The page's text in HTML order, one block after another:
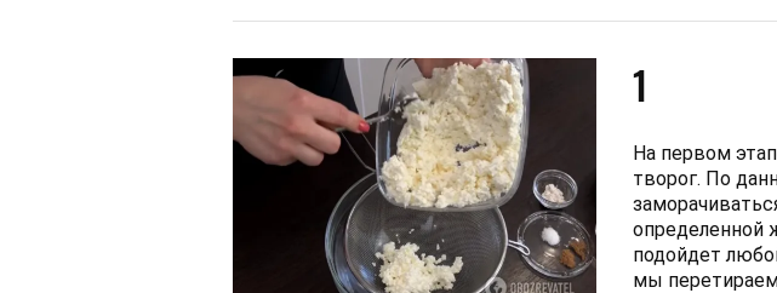
1
На первом
творог. По
определенной
подойдет
мы